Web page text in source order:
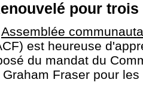
pour
Assemblée
est heureuse
du mandat du
Fraser pour